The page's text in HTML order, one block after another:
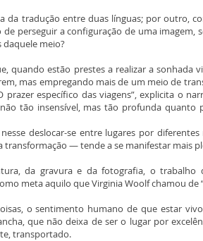
da tradução entre duas línguas; por outro,
perseguir a configuração de uma imagem,
daquele meio?
quando estão prestes a realizar a sonhada
mas empregando mais de um meio de
prazer específico das viagens”, explicita o
tão insensível, mas tão profunda quanto
deslocar-se entre lugares por
— tende a se manifestar mais
da gravura e da fotografia, o trabalho
meta aquilo que Virginia Woolf chamou de
o sentimento humano de que estar
que não deixa de ser o lugar por
transportado.